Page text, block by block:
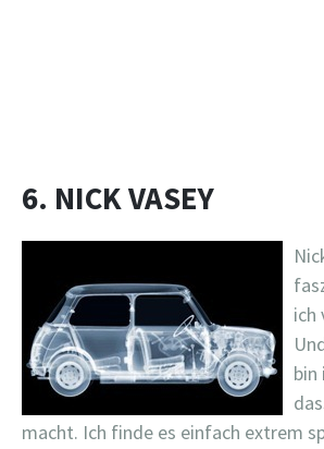
6. NICK VASEY
ich
bin
macht. Ich finde es einfach extrem